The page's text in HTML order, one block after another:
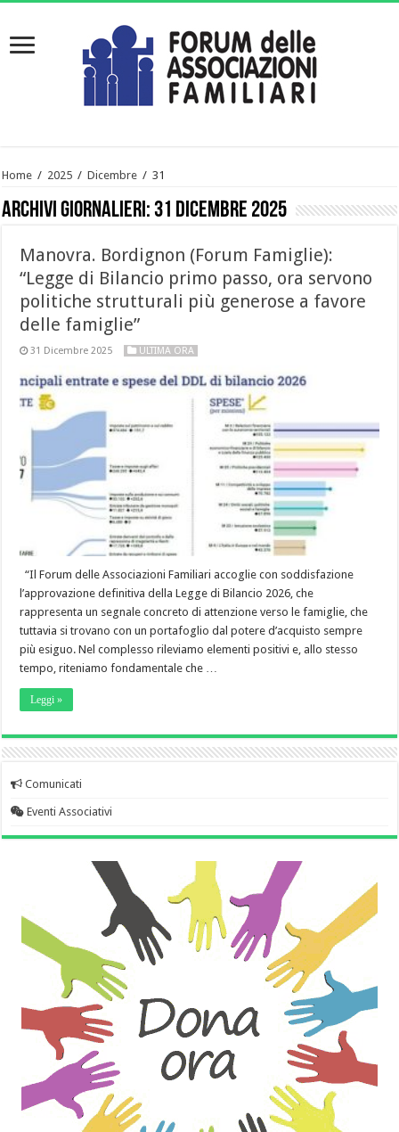
Home / 2025 / Dicembre / 31
Archivi giornalieri:31 Dicembre 2025
Manovra. Bordignon (Forum Famiglie):
“Legge di Bilancio primo passo, ora servono
politiche strutturali più generose a favore
delle famiglie”
31 Dicembre 2025 ULTIMA ORA
“Il Forum delle Associazioni Familiari accoglie con soddisfazione
l’approvazione definitiva della Legge di Bilancio 2026, che
rappresenta un segnale concreto di attenzione verso le famiglie, che
tuttavia si trovano con un portafoglio dal potere d’acquisto sempre
più esiguo. Nel complesso rileviamo elementi positivi e, allo stesso
tempo, riteniamo fondamentale che …
Leggi »
Comunicati
Eventi Associativi